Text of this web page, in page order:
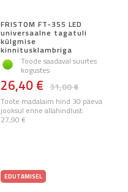
FRISTOM FT-355 LED
universaalne tagatuli
külgmise
kinnitusklambriga
Toode saadaval suurtes
kogustes
31,00 €
26,40 €
Toote madalaim hind 30 päeva
jooksul enne allahindlust:
27,90 €
EDUTAMISEL